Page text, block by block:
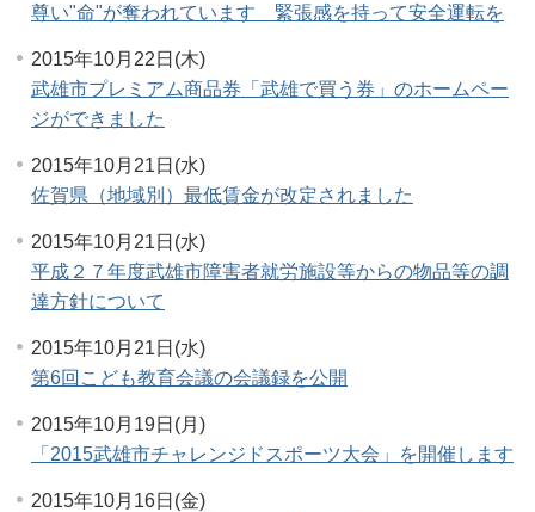
尊い"命"が奪われています 緊張感を持って安全運転を
2015年10月22日(木)
武雄市プレミアム商品券「武雄で買う券」のホームペー
ジができました
2015年10月21日(水)
佐賀県（地域別）最低賃金が改定されました
2015年10月21日(水)
平成２７年度武雄市障害者就労施設等からの物品等の調
達方針について
2015年10月21日(水)
第6回こども教育会議の会議録を公開
2015年10月19日(月)
「2015武雄市チャレンジドスポーツ大会」を開催します
2015年10月16日(金)